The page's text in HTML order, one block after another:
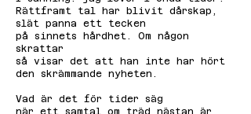
Rättframt tal har blivit dårskap,
slät panna ett tecken
på sinnets hårdhet. Om någon
skrattar
så visar det att han inte har hört
den skrämmande nyheten.
Vad är det för tider säg
när ett samtal om träd nästan är